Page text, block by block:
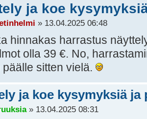
ja koe
» 13.04.2025 06:48
hinnakas harrastus
olla 39 €. No,
sitten vielä.
ja koe kysymyksiä ja
» 13.04.2025 08:31